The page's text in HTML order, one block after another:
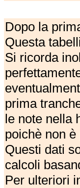
Dopo la
Questa
Si ricorda
prima
le note nella
poichè non
Questi dati
calcoli
Per ulteriori